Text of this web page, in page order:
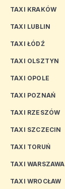
TAXI KRAKÓW
TAXI LUBLIN
TAXI ŁÓDŹ
TAXI OLSZTYN
TAXI OPOLE
TAXI POZNAŃ
TAXI RZESZÓW
TAXI SZCZECIN
TAXI TORUŃ
TAXI WARSZAWA
TAXI WROCŁAW